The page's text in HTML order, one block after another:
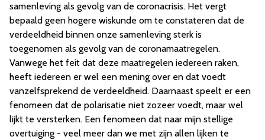
samenleving als gevolg van de coronacrisis. Het vergt
bepaald geen hogere wiskunde om te constateren dat de
verdeeldheid binnen onze samenleving sterk is
toegenomen als gevolg van de coronamaatregelen.
Vanwege het feit dat deze maatregelen iedereen raken,
heeft iedereen er wel een mening over en dat voedt
vanzelfsprekend de verdeeldheid. Daarnaast speelt er een
fenomeen dat de polarisatie niet zozeer voedt, maar wel
lijkt te versterken. Een fenomeen dat naar mijn stellige
overtuiging - veel meer dan we met zijn allen lijken te